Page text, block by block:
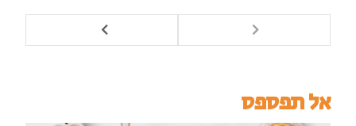
אל תפספס